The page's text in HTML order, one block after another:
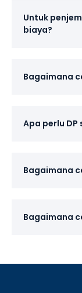
Untuk
biaya?
Bagaimana
Apa perlu DP
Bagaimana
Bagaimana